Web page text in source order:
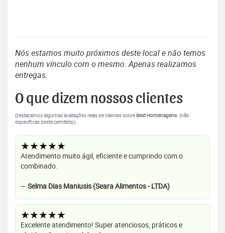
Nós estamos muito próximos deste local e não temos
nenhum vínculo com o mesmo. Apenas realizamos
entregas.
O que dizem nossos clientes
Destacamos algumas avaliações reais de clientes sobre Best Homenagens. (não
específicas deste cemitério).
★★★★★
Atendimento muito ágil, eficiente e cumprindo com o
combinado.
— Selma Dias Maniusis (Seara Alimentos - LTDA)
★★★★★
Excelente atendimento! Super atenciosos, práticos e